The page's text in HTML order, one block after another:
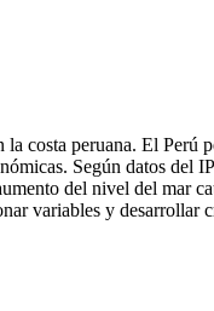
costa peruana. El
Según datos
del nivel del mar
variables y